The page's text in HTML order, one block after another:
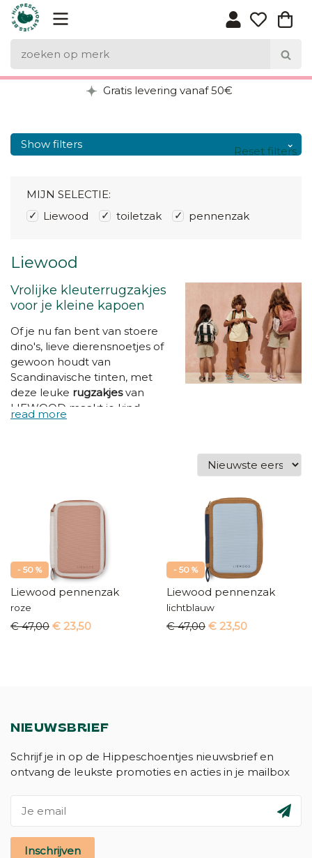
Gratis levering vanaf 50€
Show filters
Liewood
Vrolijke kleuterrugzakjes
voor je kleine kapoen
Of je nu fan bent van stoere
dino's, lieve dierensnoetjes of
gewoon houdt van
Scandinavische tinten, met
deze leuke rugzakjesvan
LIEWOOD maakt je kind
sowieso een stijlvolle start in
Niet alleen het meest
schattige wat je ooit zag, maar
ook helemaal kids- &
ecofriendly dus!!
MIJN SELECTIE:
Liewood
toiletzak pennenzak
Reset filters
- 50 %
Liewood pennenzak
roze
€ 47,00 € 23,50
- 50 %
Liewood pennenzak
lichtblauw
€ 47,00 € 23,50
NIEUWSBRIEF
Schrijf je in op de Hippeschoentjes nieuwsbrief en
ontvang de leukste promoties en acties in je mailbox
Inschrijven